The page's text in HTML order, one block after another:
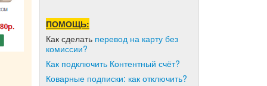
ПОМОЩЬ:
Как сделать перевод на карту без
комиссии?
Как подключить Контентный счёт?
Коварные подписки: как отключить?